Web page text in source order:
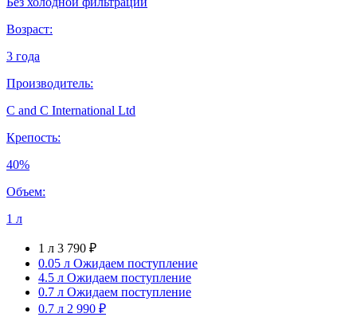
Возраст:
3 года
Производитель:
C and C International Ltd
Крепость:
40%
Объем:
1 л
1 л 3 790 ₽
0.05 л Ожидаем поступление
4.5 л Ожидаем поступление
0.7 л Ожидаем поступление
0.7 л 2 990 ₽